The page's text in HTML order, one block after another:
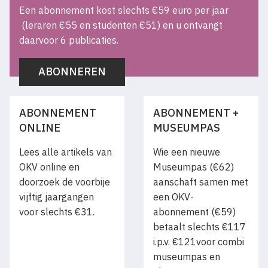
hem in een andere richting, die van het ‘mondaine’
portret, met een duidelijk realistische inslag. De criticus
domein van de gratie”.
realisme in België is kort geweest. Hij wordt snel
met de erfgename van een familie met aanzien, Albertine
Blanc, genaamd Marie, in 1858 draagt daar toe bij.
Getuigen waren Eugène Delacroix, Alexandre Dumas
junior en Florent Willems. De jonge familie Stevens
maakt deel uit van een circuit van ’oirees’ waartoe nog
Manet, Degas en Morisot behoren. Via zo een avond bij
Stevens komt Manet in contact met zijn latere marchand
Een abonnement kost slechts €59 euro per jaar
(leraren €55 en studenten €51) en u ontvangt
daarvoor 6 publicaties.
ABONNEREN
ABONNEMENT
ONLINE
Lees alle artikels van
OKV online en
doorzoek de voorbije
vijftig jaargangen
voor slechts €31.
ABONNEMENT +
MUSEUMPAS
Wie een nieuwe
Museumpas (€62)
aanschaft samen met
een OKV-
abonnement (€59)
betaalt slechts €117
i.p.v. €121voor combi
museumpas en